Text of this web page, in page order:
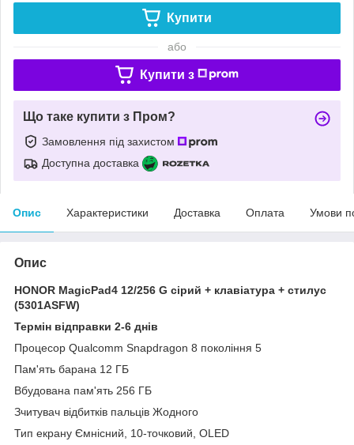
Купити
або
Купити з
Що таке купити з Пром?
Замовлення під захистом
Доступна доставка
Опис Характеристики Доставка Оплата Умови
Опис
HONOR MagicPad4 12/256 G сірий + клавіатура + стилус
(5301ASFW)
Термін відправки 2-6 днів
Процесор Qualcomm Snapdragon 8 покоління 5
Пам'ять барана 12 ГБ
Вбудована пам'ять 256 ГБ
Зчитувач відбитків пальців Жодного
Тип екрану Ємнісний, 10-точковий, OLED